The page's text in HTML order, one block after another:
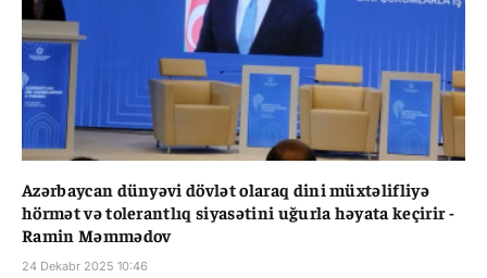
Azərbaycan dünyəvi dövlət olaraq dini müxtəlifliyə
hörmət və tolerantlıq siyasətini uğurla həyata keçirir -
Ramin Məmmədov
24 Dekabr 2025 10:46